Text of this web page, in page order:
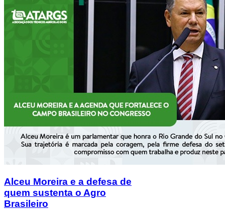
Alceu Moreira e a defesa de
quem sustenta o Agro
Brasileiro